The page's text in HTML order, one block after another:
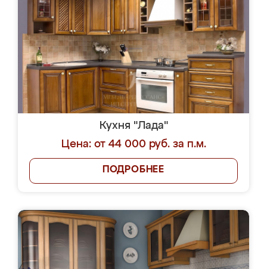
Кухня "Лада"
Цена: от 44 000 руб. за п.м.
ПОДРОБНЕЕ